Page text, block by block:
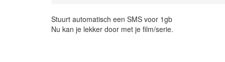
Stuurt automatisch een SMS voor 1gb
Nu kan je lekker door met je film/serie.